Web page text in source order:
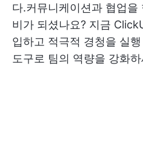
다.커뮤니케이션과 협업을
비가 되셨나요? 지금
입하고 적극적 경청을 실
도구로 팀의 역량을 강화